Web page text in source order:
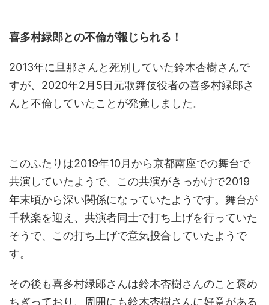
喜多村緑郎との不倫が報じられる！
2013年に旦那さんと死別していた鈴木杏樹さんで
すが、2020年2月5日元歌舞伎役者の喜多村緑郎さ
んと不倫していたことが発覚しました。
このふたりは2019年10月から京都南座での舞台で
共演していたようで、この共演がきっかけで2019
年末頃から深い関係になっていたようです。舞台が
千秋楽を迎え、共演者同士で打ち上げを行っていた
そうで、この打ち上げで意気投合していたようで
す。
その後も喜多村緑郎さんは鈴木杏樹さんのこと褒め
ちぎっており、周囲にも鈴木杏樹さんに好意がある